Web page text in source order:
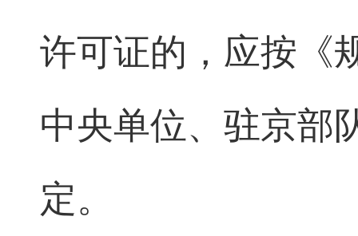
许可证的，应按《
中央单位、驻京部
定。